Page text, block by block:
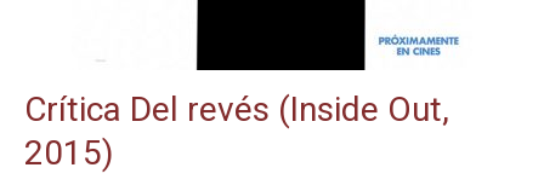
Crítica Del revés (Inside Out,
2015)